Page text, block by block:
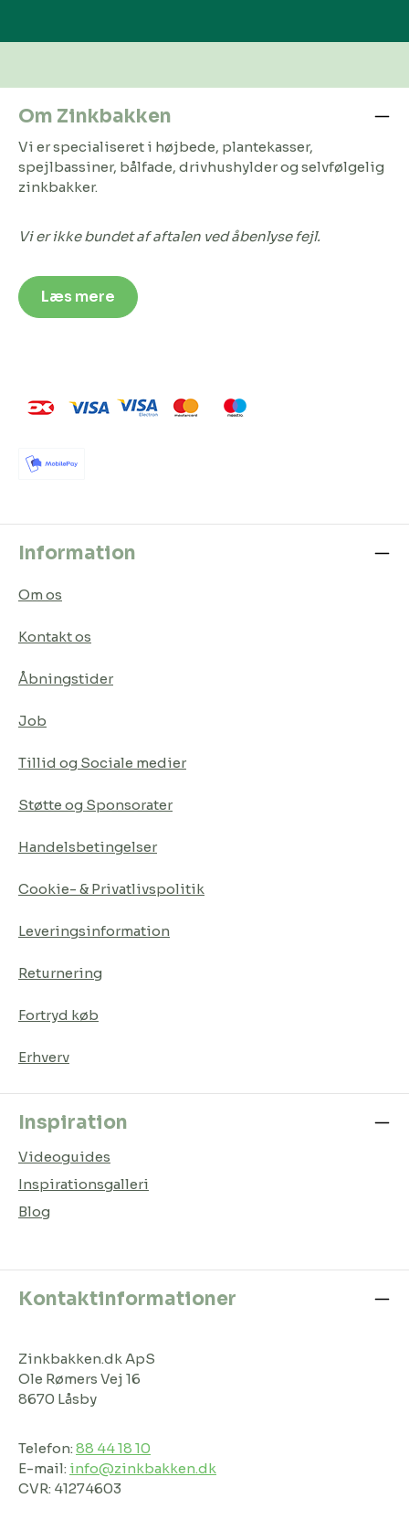
Om Zinkbakken
Vi er specialiseret i højbede, plantekasser,
spejlbassiner, bålfade, drivhushylder og selvfølgelig
zinkbakker.
Vi er ikke bundet af aftalen ved åbenlyse fejl.
Læs mere
Information
Om os
Kontakt os
Åbningstider
Job
Tillid og Sociale medier
Støtte og Sponsorater
Handelsbetingelser
Cookie- & Privatlivspolitik
Leveringsinformation
Returnering
Fortryd køb
Erhverv
Inspiration
Videoguides
Inspirationsgalleri
Blog
Kontaktinformationer
Zinkbakken.dk ApS
Ole Rømers Vej 16
8670 Låsby
Telefon: 88 44 18 10
E-mail: info@zinkbakken.dk
CVR: 41274603